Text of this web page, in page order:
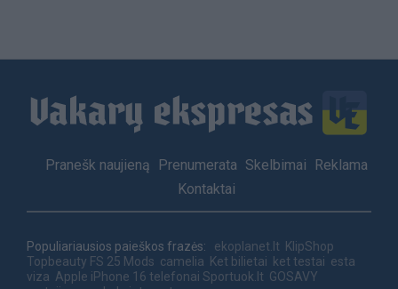
Footer
Pranešk naujieną Prenumerata Skelbimai
Reklama
Kontaktai
Populiariausios paieškos frazės: ekoplanet.lt KlipShop
Topbeauty FS 25 Mods camelia Ket bilietai ket testai esta
viza Apple iPhone 16 telefonai Sportuok.lt GOSAVY